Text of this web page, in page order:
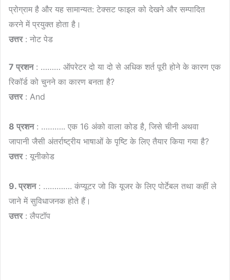
प्रोग्राम है और यह सामान्यत: टेक्सट फाइल को देखने और सम्पादित
करने में प्रयुक्त होता है।
उत्तर: नोट पेड
7 प्रशन: ……… ऑपरेटर दो या दो से अधिक शर्त पूरी होने के कारण एक
रिकॉर्ड को चुनने का कारण बनता है?
उत्तर: And
8 प्रशन: ……….. एक 16 अंको वाला कोड है, जिसे चीनी अथवा
जापानी जैसी अंतर्राष्ट्रीय भाषाओं के पृष्टि के लिए तैयार किया गया है?
उत्तर: यूनीकोड
9. प्रशन: …………. कंप्यूटर जो कि यूजर के लिए पोर्टेबल तथा कहीं ले
जाने में सुविधाजनक होते हैं।
उत्तर: लैपटॉप